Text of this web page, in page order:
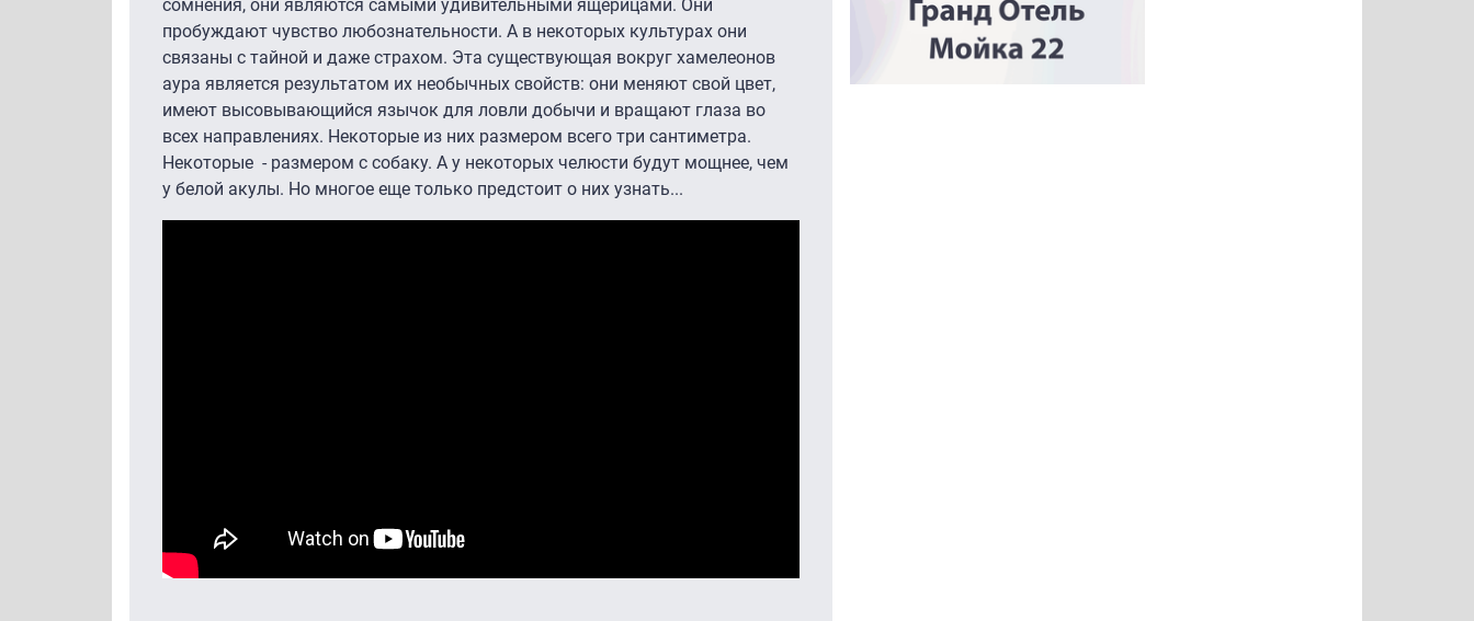
сомнения, они являются самыми удивительными ящерицами. Они
пробуждают чувство любознательности. А в некоторых культурах они
связаны с тайной и даже страхом. Эта существующая вокруг хамелеонов
аура является результатом их необычных свойств: они меняют свой цвет,
имеют высовывающийся язычок для ловли добычи и вращают глаза во
всех направлениях. Некоторые из них размером всего три сантиметра.
Некоторые - размером с собаку. А у некоторых челюсти будут мощнее, чем
у белой акулы. Но многое еще только предстоит о них узнать...